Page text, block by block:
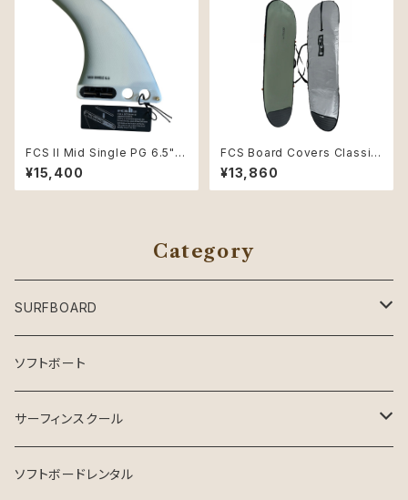
FCS II Mid Single PG 6.5"
Natural/Alpine
¥15,400
FCS Board Covers Classic
Cover Mid-Length 7'6" Alp
ine
¥13,860
Category
SURFBOARD
Crystal Dreams SURFBOARD
INSPIRE SURFBOARD
USEDサーフボード
ソフトボート
サーフィンスクール
マンツーマン
ソフトボードレンタル